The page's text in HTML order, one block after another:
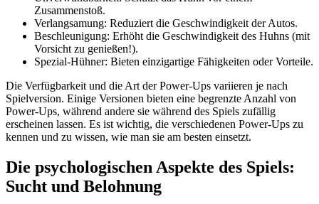
Zusammenstoß.
Verlangsamung: Reduziert die Geschwindigkeit der Autos.
Beschleunigung: Erhöht die Geschwindigkeit des Huhns (mit
Vorsicht zu genießen!).
Spezial-Hühner: Bieten einzigartige Fähigkeiten oder Vorteile.
Die Verfügbarkeit und die Art der Power-Ups variieren je nach
Spielversion. Einige Versionen bieten eine begrenzte Anzahl von
Power-Ups, während andere sie während des Spiels zufällig
erscheinen lassen. Es ist wichtig, die verschiedenen Power-Ups zu
kennen und zu wissen, wie man sie am besten einsetzt.
Die psychologischen Aspekte des Spiels:
Sucht und Belohnung